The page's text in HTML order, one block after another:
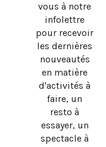
vous à notre
infolettre
pour recevoir
les dernières
nouveautés
en matière
d'activités à
faire, un
resto à
essayer, un
spectacle à